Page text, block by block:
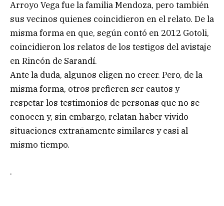
Arroyo Vega fue la familia Mendoza, pero también
sus vecinos quienes coincidieron en el relato. De la
misma forma en que, según contó en 2012 Gotoli,
coincidieron los relatos de los testigos del avistaje
en Rincón de Sarandí.
Ante la duda, algunos eligen no creer. Pero, de la
misma forma, otros prefieren ser cautos y
respetar los testimonios de personas que no se
conocen y, sin embargo, relatan haber vivido
situaciones extrañamente similares y casi al
mismo tiempo.
.